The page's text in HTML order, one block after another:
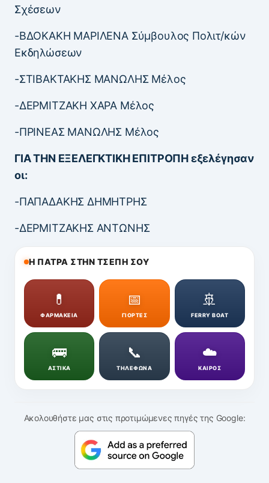
Σχέσεων
-ΒΔΟΚΑΚΗ ΜΑΡΙΛΕΝΑ Σύμβουλος Πολιτ/κών
Εκδηλώσεων
-ΣΤΙΒΑΚΤΑΚΗΣ ΜΑΝΩΛΗΣ Μέλος
-ΔΕΡΜΙΤΖΑΚΗ ΧΑΡΑ Μέλος
-ΠΡΙΝΕΑΣ ΜΑΝΩΛΗΣ Μέλος
ΓΙΑ ΤΗΝ ΕΞΕΛΕΓΚΤΙΚΗ ΕΠΙΤΡΟΠΗ εξελέγησαν
οι:
-ΠΑΠΑΔΑΚΗΣ ΔΗΜΗΤΡΗΣ
-ΔΕΡΜΙΤΖΑΚΗΣ ΑΝΤΩΝΗΣ
Η ΠΑΤΡΑ ΣΤΗΝ ΤΣΕΠΗ ΣΟΥ
💊
ΦΑΡΜΑΚΕΙΑ
📅
ΓΙΟΡΤΕΣ
🚢
FERRY BOAT
🚌
ΑΣΤΙΚΑ
📞
ΤΗΛΕΦΩΝΑ
☁️
ΚΑΙΡΟΣ
Ακολουθήστε μας στις προτιμώμενες πηγές της Google: